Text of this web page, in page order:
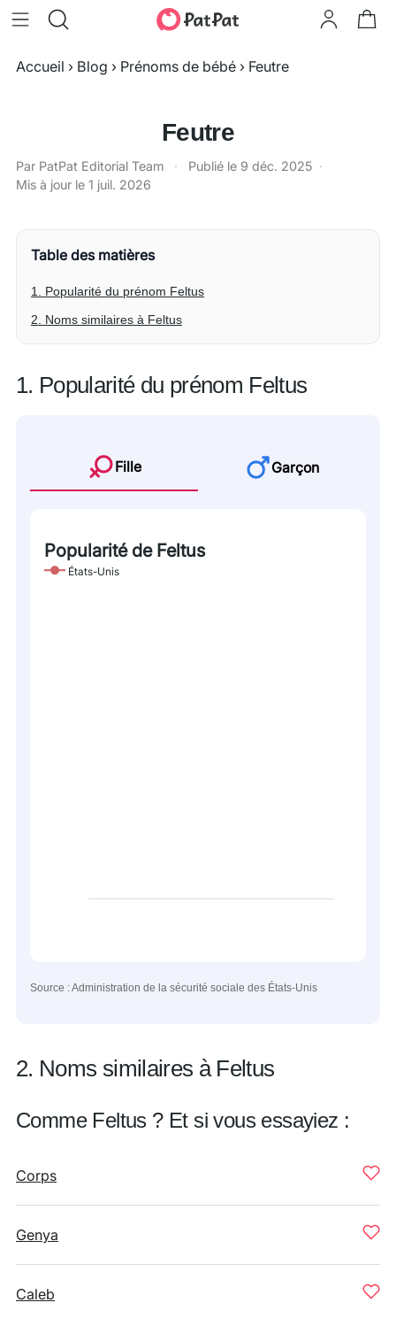
Accueil › Blog › Prénoms de bébé › Feutre
Feutre
Par PatPat Editorial Team · Publié le 9 déc. 2025 ·
Mis à jour le 1 juil. 2026
Table des matières
1. Popularité du prénom Feltus
2. Noms similaires à Feltus
1. Popularité du prénom Feltus
Fille Garçon
Popularité de Feltus
États-Unis
Source : Administration de la sécurité sociale des États-Unis
2. Noms similaires à Feltus
Comme Feltus ? Et si vous essayiez :
Corps
Genya
Caleb